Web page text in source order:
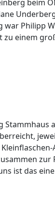
beim
Philipp
einem
ist das